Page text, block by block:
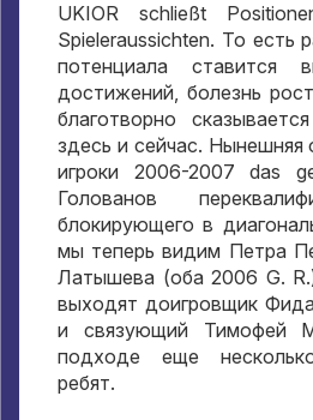
UKIOR schließt
Spieleraussichten. То есть
потенциала ставится
достижений, болезнь
благотворно
здесь и сейчас. Нынешняя
игроки 2006-2007 das
Голованов
блокирующего в
мы теперь видим Петра
Латышева (оба 2006 G.
выходят доигровщик
и связующий Тимофей
подходе еще
ребят.